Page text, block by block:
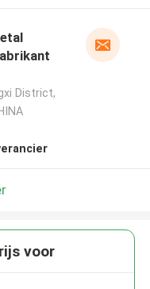
District,
voor